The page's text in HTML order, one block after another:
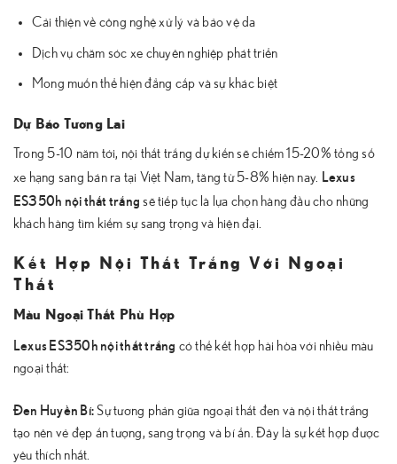
Cải thiện về công nghệ xử lý và bảo vệ da
Dịch vụ chăm sóc xe chuyên nghiệp phát triển
Mong muốn thể hiện đẳng cấp và sự khác biệt
Dự Báo Tương Lai
Trong 5-10 năm tới, nội thất trắng dự kiến sẽ chiếm 15-20% tổng số
xe hạng sang bán ra tại Việt Nam, tăng từ 5-8% hiện nay. Lexus
ES350h nội thất trắng sẽ tiếp tục là lựa chọn hàng đầu cho những
khách hàng tìm kiếm sự sang trọng và hiện đại.
Kết Hợp Nội Thất Trắng Với Ngoại
Thất
Màu Ngoại Thất Phù Hợp
Lexus ES350h nội thất trắng có thể kết hợp hài hòa với nhiều màu
ngoại thất:
Đen Huyền Bí:Sự tương phản giữa ngoại thất đen và nội thất trắng
tạo nên vẻ đẹp ấn tượng, sang trọng và bí ẩn. Đây là sự kết hợp được
yêu thích nhất.